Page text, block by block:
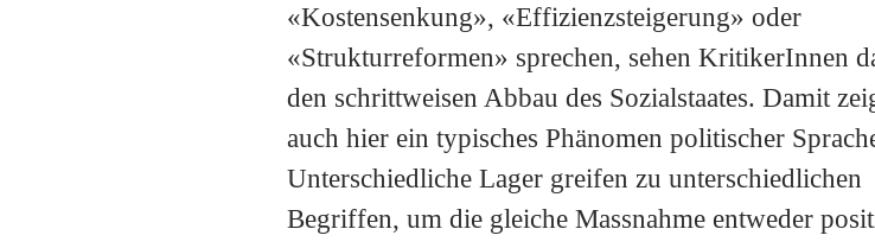
«Kostensenkung», «Effizienzsteigerung» oder
«Strukturreformen» sprechen, sehen KritikerInnen
den schrittweisen Abbau des Sozialstaates. Damit
auch hier ein typisches Phänomen politischer
Unterschiedliche Lager greifen zu unterschiedlichen
Begriffen, um die gleiche Massnahme entweder